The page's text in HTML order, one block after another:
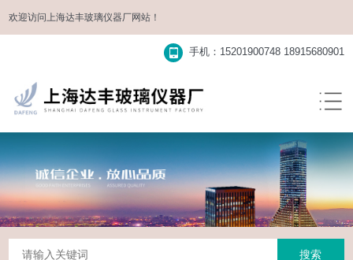
欢迎访问上海达丰玻璃仪器厂网站！
手机：15201900748 18915680901